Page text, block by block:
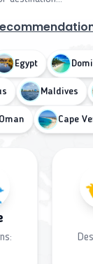
Egypt
Maldives
Cape